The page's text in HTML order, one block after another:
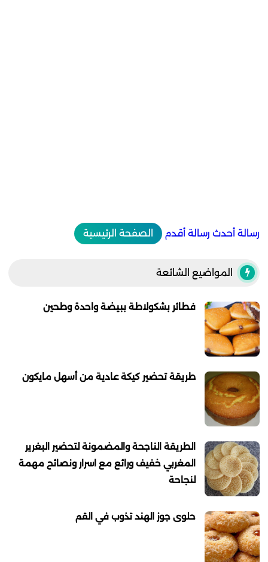
رسالة أحدث رسالة أقدم الصفحة الرئيسية
المواضيع الشائعة
فطائر بشكولاطة ببيضة واحدة وطحين
طريقة تحضير كيكة عادية من أسهل مايكون
الطريقة الناجحة والمضمونة لتحضير البغرير
المغربي خفيف ورائع مع اسرار ونصائح مهمة
لنجاحة
حلوى جوز الهند تذوب في القم